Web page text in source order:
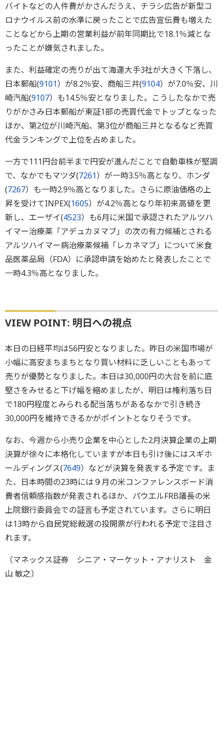
バイトなどの人件費がかさんだうえ、チラシ広告が新型コ
ロナウイルス前の水準に戻ったことで広告宣伝費も増えた
ことなどから上期の営業利益が前年同期比で18.1％減とな
ったことが嫌気されました。
また、利益確定の売りが出て海運大手3社が大きく下落し、
日本郵船(9101）が8.2％安、商船三井(9104）が7.0％安、川
崎汽船(9107）も14.5％安となりました。こうしたなかで売
りがかさみ日本郵船が東証1部の売買代金でトップとなった
ほか、第2位が川崎汽船、第3位が商船三井となるなど売買
代金ランキングで上位を占めました。
一方で111円台前半まで円安が進んだことで自動車株が堅調
で、なかでもマツダ(7261）が一時3.5％高となり、ホンダ
(7267）も一時2.9％高となりました。さらに原油価格の上
昇を受けてINPEX(1605）が4.2％高となり年初来高値を更
新し、エーザイ(4523）も6月に米国で承認されたアルツハ
イマー治療薬「アデュカヌマブ」の次の有力候補とされる
アルツハイマー病治療薬候補「レカネマブ」について米食
品医薬品局（FDA）に承認申請を始めたと発表したことで
一時4.3％高となりました。
VIEW POINT: 明日への視点
本日の日経平均は56円安となりました。昨日の米国市場が
小幅に高安まちまちとなり買い材料に乏しいこともあって
売りが優勢となりました。本日は30,000円の大台を前に底
堅さをみせると下げ幅を縮めましたが、明日は権利落ち日
で180円程度とみられる配当落ちがあるなかで引き続き
30,000円を維持できるかがポイントとなりそうです。
なお、今週から小売り企業を中心とした2月決算企業の上期
決算が徐々に本格化していますが本日も引け後にはスギホ
ールディングス(7649）などが決算を発表する予定です。ま
た、日本時間の23時には９月の米コンファレンスボード消
費者信頼感指数が発表されるほか、パウエルFRB議長の米
上院銀行委員会での証言も予定されています。さらに明日
は13時から自民党総裁選の投開票が行われる予定で注目さ
れます。
（マネックス証券 シニア・マーケット・アナリスト 金
山 敏之）